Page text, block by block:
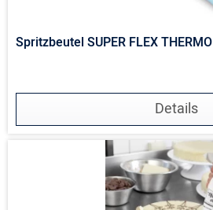
Spritzbeutel SUPER FLEX THERMO
Details